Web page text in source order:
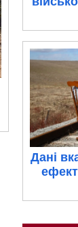
Дані
ефект